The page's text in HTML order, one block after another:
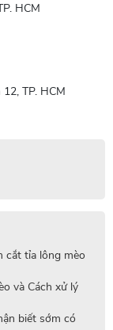
HCM
TP. HCM
cắt tỉa lông mèo
và Cách xử lý
biết sớm có